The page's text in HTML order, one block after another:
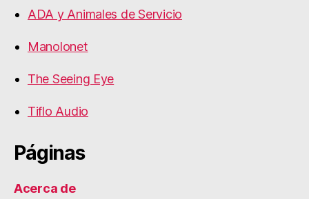
ADA y Animales de Servicio
Manolonet
The Seeing Eye
Tiflo Audio
Páginas
Acerca de